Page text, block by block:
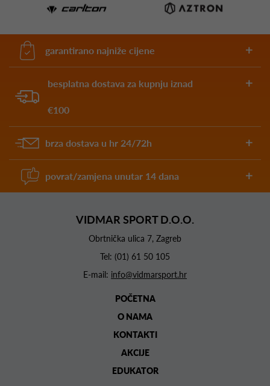
garantirano najniže cijene
besplatna dostava za kupnju iznad
€100
brza dostava u hr 24/72h
povrat/zamjena unutar 14 dana
VIDMAR SPORT D.O.O.
Obrtnička ulica 7, Zagreb
Tel: (01) 61 50 105
E-mail: info@vidmarsport.hr
POČETNA
O NAMA
KONTAKTI
AKCIJE
EDUKATOR